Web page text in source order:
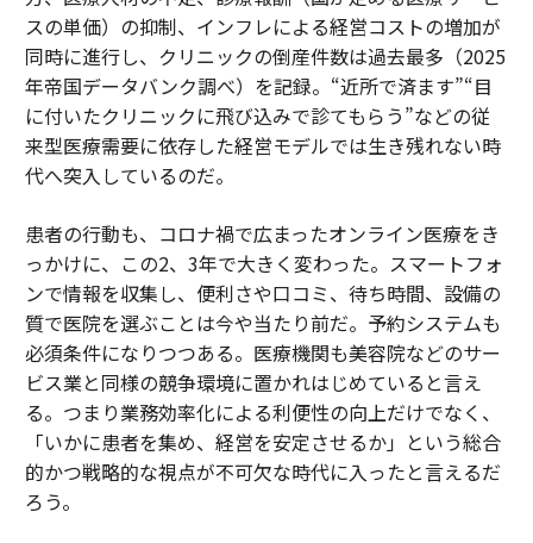
スの単価）の抑制、インフレによる経営コストの増加が
同時に進行し、クリニックの倒産件数は過去最多（2025
年帝国データバンク調べ）を記録。“近所で済ます”“目
に付いたクリニックに飛び込みで診てもらう”などの従
来型医療需要に依存した経営モデルでは生き残れない時
代へ突入しているのだ。
患者の行動も、コロナ禍で広まったオンライン医療をき
っかけに、この2、3年で大きく変わった。スマートフォ
ンで情報を収集し、便利さや口コミ、待ち時間、設備の
質で医院を選ぶことは今や当たり前だ。予約システムも
必須条件になりつつある。医療機関も美容院などのサー
ビス業と同様の競争環境に置かれはじめていると言え
る。つまり業務効率化による利便性の向上だけでなく、
「いかに患者を集め、経営を安定させるか」という総合
的かつ戦略的な視点が不可欠な時代に入ったと言えるだ
ろう。